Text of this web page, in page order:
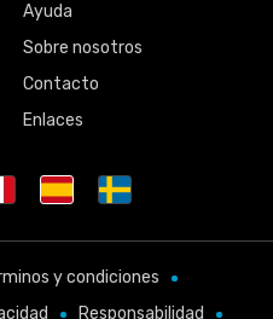
Ayuda
Sobre nosotros
Contacto
Enlaces
y condiciones
Responsabilidad